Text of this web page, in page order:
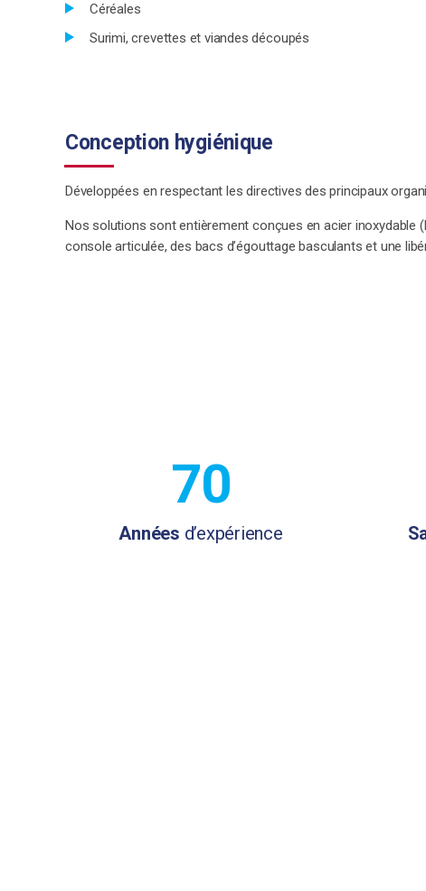
Céréales
Surimi, crevettes et viandes découpés
Conception hygiénique
Développées en respectant les directives des principaux
Nos solutions sont entièrement conçues en acier inoxydable
console articulée, des bacs d’égouttage basculants et une
70
Années d’expérience